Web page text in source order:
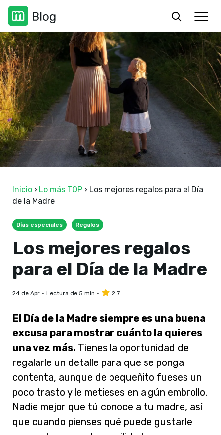
Inicio › Lo más TOP › Los mejores regalos para el Día
de la Madre
Días especiales Regalos
Los mejores regalos
para el Día de la Madre
24 de Apr Lectura de 5 min 2.7
El Día de la Madre siempre es una buena
excusa para mostrar cuánto la quieres
una vez más. Tienes la oportunidad de
regalarle un detalle para que se ponga
contenta, aunque de pequeñito fueses un
poco trasto y le metieses en algún embrollo.
Nadie mejor que tú conoce a tu madre, así
que cuando pienses qué puede gustarle